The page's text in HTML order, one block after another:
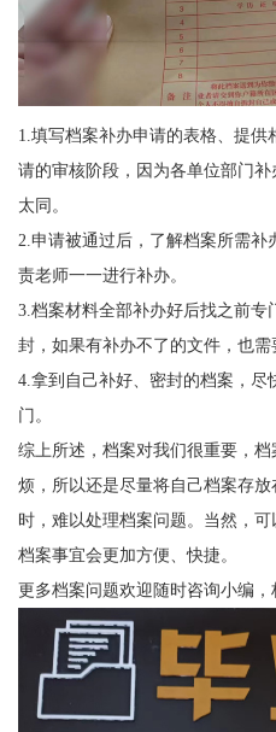
1. 填写档案补办申请的表格、提供
请的审核阶段，因为各单位部门
太同。
2. 申请被通过后，了解档案所需补
责老师一一进行补办。
3. 档案材料全部补办好后找之前
封，如果有补办不了的文件，也需
4. 拿到自己补好、密封的档案，尽
门。
综上所述，档案对我们很重要，
烦，所以还是尽量将自己档案存
时，难以处理档案问题。当然，
档案事宜会更加方便、快捷。
更多档案问题欢迎随时咨询小编